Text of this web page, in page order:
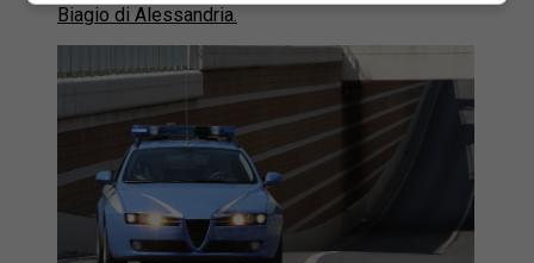
Biagio di Alessandria.